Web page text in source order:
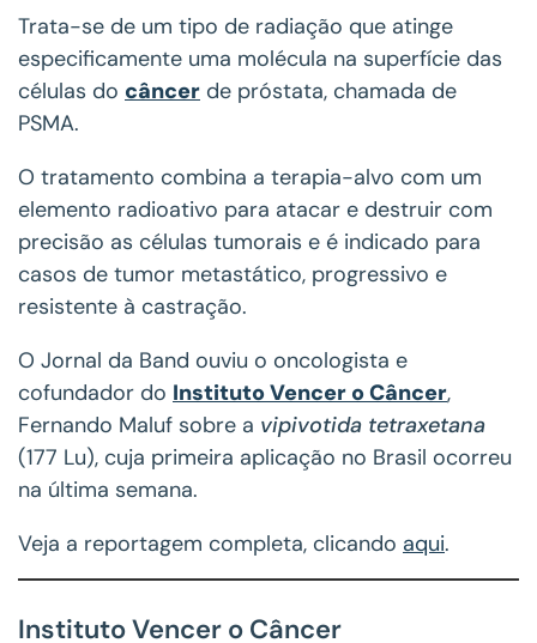
Trata-se de um tipo de radiação que atinge
especificamente uma molécula na superfície das
células do câncer de próstata, chamada de
PSMA.
O tratamento combina a terapia-alvo com um
elemento radioativo para atacar e destruir com
precisão as células tumorais e é indicado para
casos de tumor metastático, progressivo e
resistente à castração.
O Jornal da Band ouviu o oncologista e
cofundador do Instituto Vencer o Câncer,
Fernando Maluf sobre a vipivotida tetraxetana
(177 Lu), cuja primeira aplicação no Brasil ocorreu
na última semana.
Veja a reportagem completa, clicando aqui.
Instituto Vencer o Câncer